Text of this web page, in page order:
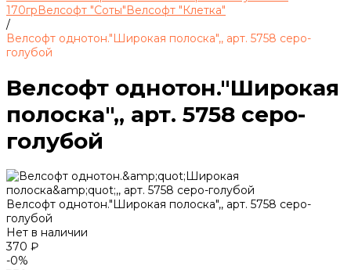
170грВелсофт "Соты"Велсофт "Клетка"
/
Велсофт однотон."Широкая полоска",, арт. 5758 серо-
голубой
Велсофт однотон."Широкая
полоска",, арт. 5758 серо-
голубой
Велсофт однотон."Широкая полоска",, арт. 5758 серо-
голубой
Нет в наличии
370 ₽
-0%